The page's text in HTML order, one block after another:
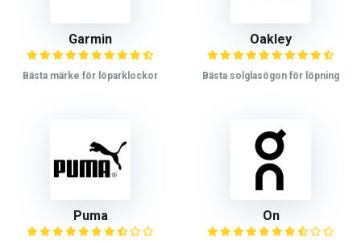
Garmin
Bästa märke för löparklockor
Oakley
Bästa solglasögon för löpning
Puma On